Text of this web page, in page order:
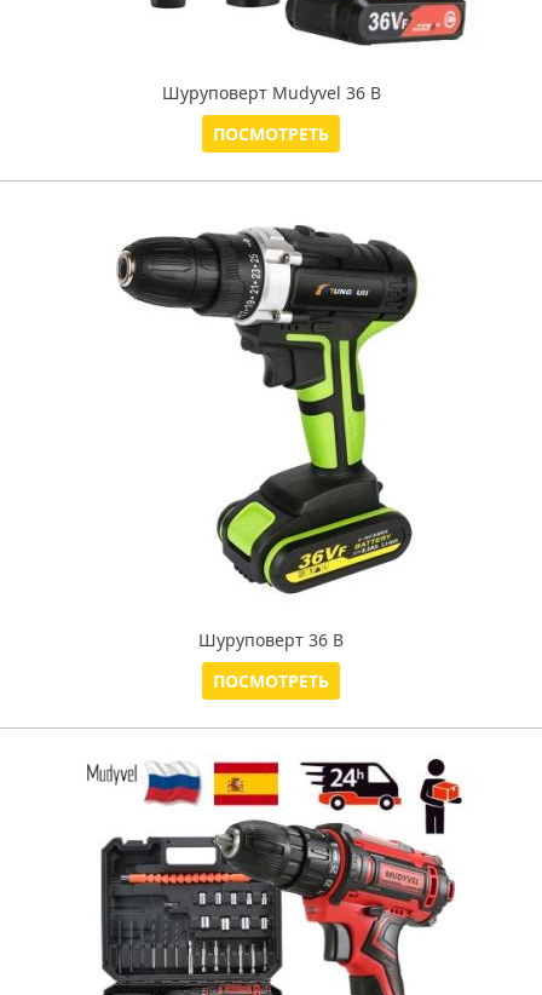
Шуруповерт Mudyvel 36 В
ПОСМОТРЕТЬ
Шуруповерт 36 В
ПОСМОТРЕТЬ